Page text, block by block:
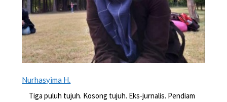
Nurhasyima H.
Tiga puluh tujuh. Kosong tujuh. Eks-jurnalis. Pendiam